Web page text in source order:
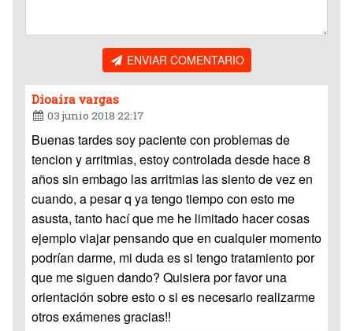
ENVIAR COMENTARIO
Dioaira vargas
03 junio 2018 22:17
Buenas tardes soy paciente con problemas de
tencion y arritmias, estoy controlada desde hace 8
años sin embago las arritmias las siento de vez en
cuando, a pesar q ya tengo tiempo con esto me
asusta, tanto hací que me he limitado hacer cosas
ejemplo viajar pensando que en cualquier momento
podrían darme, mi duda es si tengo tratamiento por
que me siguen dando? Quisiera por favor una
orientación sobre esto o si es necesario realizarme
otros exámenes gracias!!